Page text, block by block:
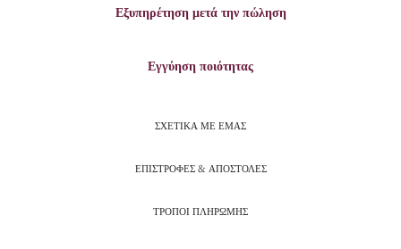
Εξυπηρέτηση μετά την πώληση
Εγγύηση ποιότητας
ΣΧΕΤΙΚΑ ΜΕ ΕΜΑΣ
ΕΠΙΣΤΡΟΦΕΣ & ΑΠΟΣΤΟΛΕΣ
ΤΡΟΠΟΙ ΠΛΗΡΩΜΗΣ